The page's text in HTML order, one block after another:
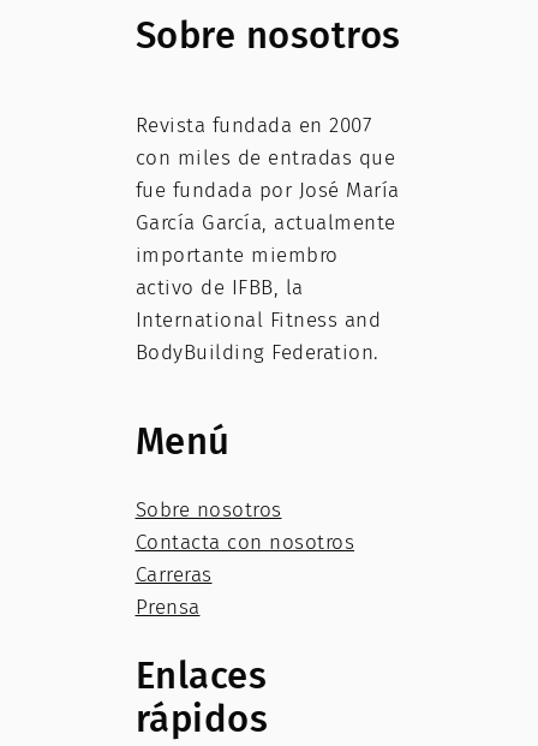
Sobre nosotros
Revista fundada en 2007
con miles de entradas que
fue fundada por José María
García García, actualmente
importante miembro
activo de IFBB, la
International Fitness and
BodyBuilding Federation.
Menú
Sobre nosotros
Contacta con nosotros
Carreras
Prensa
Enlaces
rápidos